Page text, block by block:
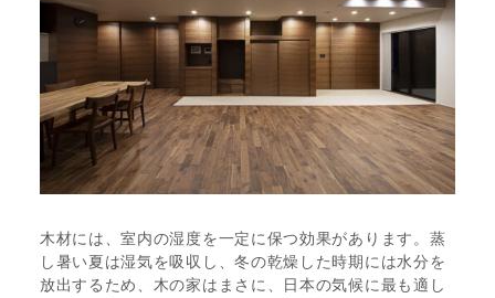
木材には、室内の湿度を一定に保つ効果があります。蒸
し暑い夏は湿気を吸収し、冬の乾燥した時期には水分を
放出するため、木の家はまさに、日本の気候に最も適し